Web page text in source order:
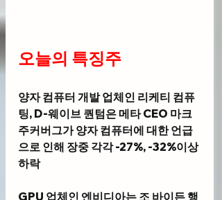
오늘의 특징주
양자 컴퓨터 개발 업체인 리케티 컴퓨
팅, D-웨이브 퀀텀은 메타 CEO 마크
주커버그가 양자 컴퓨터에 대한 언급
으로 인해 장중 각각 -27%, -32%이상
하락
GPU 업체인 엔비디아는 조 바이든 행